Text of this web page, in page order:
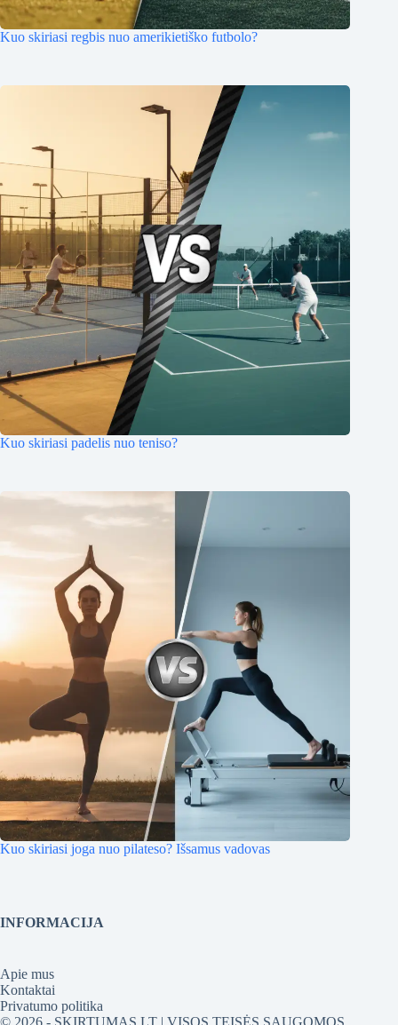
Kuo skiriasi regbis nuo amerikietiško futbolo?
Kuo skiriasi padelis nuo teniso?
Kuo skiriasi joga nuo pilateso? Išsamus vadovas
INFORMACIJA
Apie mus
Kontaktai
Privatumo politika